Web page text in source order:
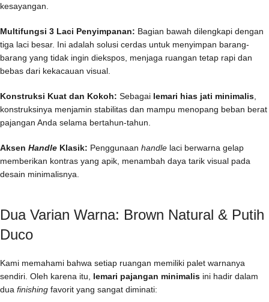
kesayangan.
Multifungsi 3 Laci Penyimpanan: Bagian bawah dilengkapi dengan
tiga laci besar. Ini adalah solusi cerdas untuk menyimpan barang-
barang yang tidak ingin diekspos, menjaga ruangan tetap rapi dan
bebas dari kekacauan visual.
Konstruksi Kuat dan Kokoh: Sebagai lemari hias jati minimalis
konstruksinya menjamin stabilitas dan mampu menopang beban berat
pajangan Anda selama bertahun-tahun.
Aksen Handle Klasik: Penggunaan handle laci berwarna gelap
memberikan kontras yang apik, menambah daya tarik visual pada
desain minimalisnya.
Dua Varian Warna: Brown Natural & Putih
Duco
Kami memahami bahwa setiap ruangan memiliki palet warnanya
sendiri. Oleh karena itu, lemari pajangan minimalis ini hadir dalam
dua finishing favorit yang sangat diminati: